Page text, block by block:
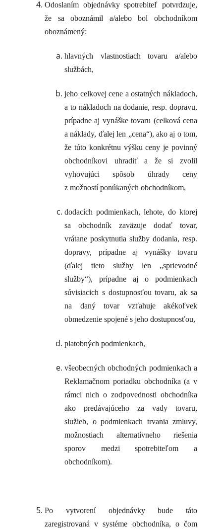
Odoslaním objednávky spotrebiteľ potvrdzuje,
že sa oboznámil a/alebo bol obchodníkom
oboznámený:
hlavných vlastnostiach tovaru a/alebo
službách,
jeho celkovej cene a ostatných nákladoch,
a to nákladoch na dodanie, resp. dopravu,
prípadne aj vynáške tovaru (celková cena
a náklady, ďalej len „cena“), ako aj o tom,
že túto konkrétnu výšku ceny je povinný
obchodníkovi uhradiť a že si zvolil
vyhovujúci spôsob úhrady ceny
z možností ponúkaných obchodníkom,
dodacích podmienkach, lehote, do ktorej
sa obchodník zaväzuje dodať tovar,
vrátane poskytnutia služby dodania, resp.
dopravy, prípadne aj vynášky tovaru
(ďalej tieto služby len „sprievodné
služby“), prípadne aj o podmienkach
súvisiacich s dostupnosťou tovaru, ak sa
na daný tovar vzťahuje akékoľvek
obmedzenie spojené s jeho dostupnosťou,
platobných podmienkach,
všeobecných obchodných podmienkach a
Reklamačnom poriadku obchodníka (a v
rámci nich o zodpovednosti obchodníka
ako predávajúceho za vady tovaru,
služieb, o podmienkach trvania zmluvy,
možnostiach alternatívneho riešenia
sporov medzi spotrebiteľom a
obchodníkom).
Po vytvorení objednávky bude táto
zaregistrovaná v systéme obchodníka, o čom